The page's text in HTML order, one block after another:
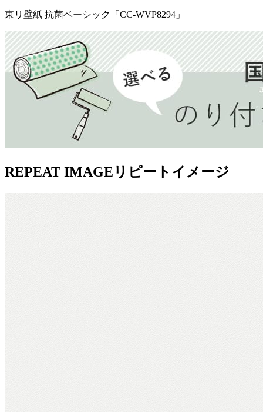
東リ壁紙 抗菌ベーシック「CC-WVP8294」
REPEAT IMAGE リピートイメージ